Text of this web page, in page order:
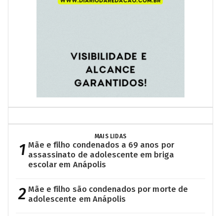
MAIS LIDAS
1 Mãe e filho condenados a 69 anos por
assassinato de adolescente em briga
escolar em Anápolis
2 Mãe e filho são condenados por morte de
adolescente em Anápolis